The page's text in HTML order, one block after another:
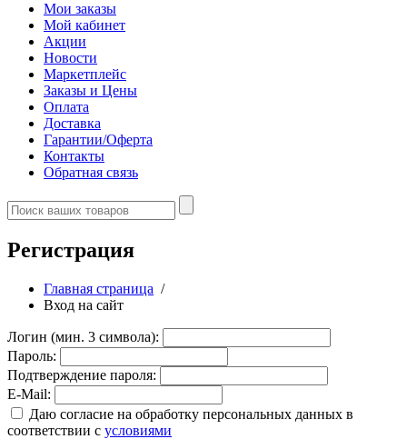
Мои заказы
Мой кабинет
Акции
Новости
Маркетплейс
Заказы и Цены
Оплата
Доставка
Гарантии/Оферта
Контакты
Обратная связь
Регистрация
Главная страница /
Вход на сайт
Логин (мин. 3 символа):
Пароль:
Подтверждение пароля:
E-Mail:
Даю согласие на обработку персональных данных в
соответствии с условиями